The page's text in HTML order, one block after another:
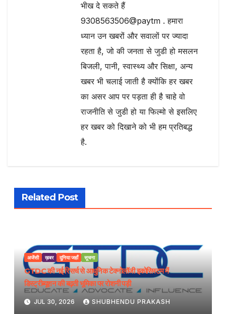
भीख दे सकते हैं
9308563506@paytm . हमारा
ध्यान उन खबरों और सवालों पर ज्यादा
रहता है, जो की जनता से जुडी हो मसलन
बिजली, पानी, स्वास्थ्य और सिक्षा, अन्य
खबर भी चलाई जाती है क्योंकि हर खबर
का असर आप पर पड़ता ही है चाहे वो
राजनीति से जुडी हो या फिल्मो से इसलिए
हर खबर को दिखाने को भी हम प्रतिबद्ध
है.
Related Post
अजेंसी ख़बर दुनिया जहाँ सूचना
GTDC की नई रिसर्च से आधुनिक टेक्नोलॉजी इकोसिस्टम में
डिस्ट्रीब्यूशन की बढ़ती भूमिका पर रोशनी पड़ी
JUL 30, 2026 SHUBHENDU PRAKASH